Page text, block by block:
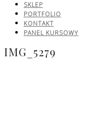
SKLEP
PORTFOLIO
KONTAKT
PANEL KURSOWY
IMG_5279